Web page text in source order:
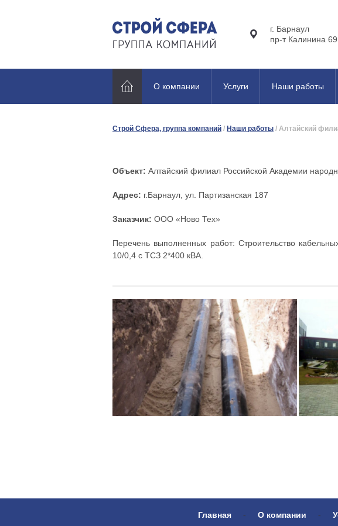
г. Барнаул
пр-т Калинина
О компании Услуги Наши работы
Строй Сфера, группа компаний / Наши работы / Алтайский
Объект: Алтайский филиал Российской Академии
Адрес: г.Барнаул, ул. Партизанская 187
Заказчик: ООО «Ново Тех»
Перечень выполненных работ: Строительство
10/0,4 с ТСЗ 2*400 кВА.
Главная - О компании -